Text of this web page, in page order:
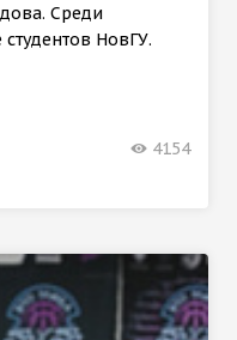
Среди
НовГУ.
4154